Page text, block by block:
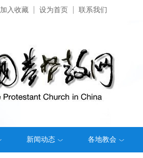
加入收藏 设为首页 联系我们
新闻动态 各地教会